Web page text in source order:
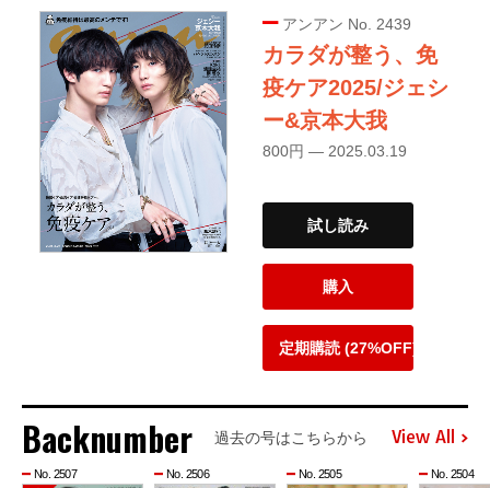
アンアン No. 2439
カラダが整う、免
疫ケア2025/ジェシ
ー&京本大我
800円 — 2025.03.19
試し読み
購入
定期購読 (27%OFF)
Backnumber 過去の号はこちらから View All
No. 2507 No. 2506 No. 2505 No. 2504